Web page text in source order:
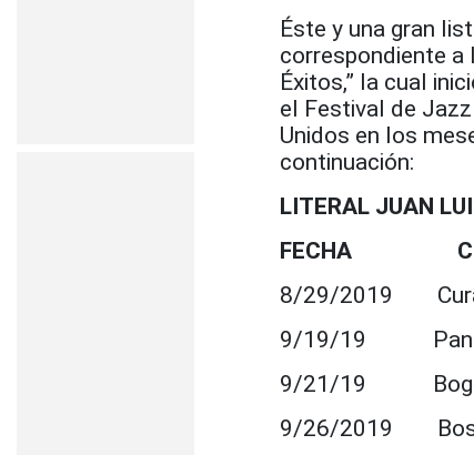
Éste y una gran
correspondiente a
Éxitos,” la cual
el Festival de
Unidos en los
continuación:
LITERAL JUAN
FECHA
8/29/2019
9/19/19
9/21/19
9/26/2019